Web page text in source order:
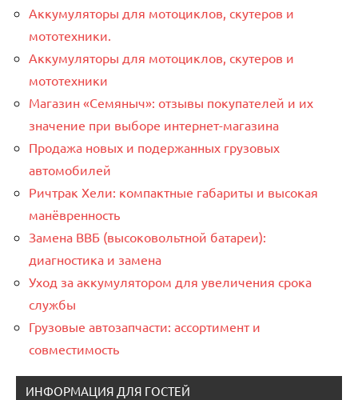
Аккумуляторы для мотоциклов, скутеров и
мототехники.
Аккумуляторы для мотоциклов, скутеров и
мототехники
Магазин «Семяныч»: отзывы покупателей и их
значение при выборе интернет-магазина
Продажа новых и подержанных грузовых
автомобилей
Ричтрак Хели: компактные габариты и высокая
манёвренность
Замена ВВБ (высоковольтной батареи):
диагностика и замена
Уход за аккумулятором для увеличения срока
службы
Грузовые автозапчасти: ассортимент и
совместимость
ИНФОРМАЦИЯ ДЛЯ ГОСТЕЙ